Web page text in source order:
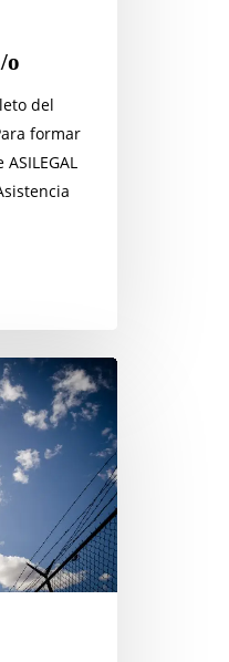
o
del
formar